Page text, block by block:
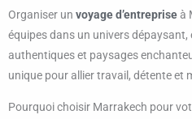
Organiser un voyage d’entrepriseà
équipes dans un univers
authentiques et paysages
unique pour allier travail, détente et
Pourquoi choisir Marrakech pour